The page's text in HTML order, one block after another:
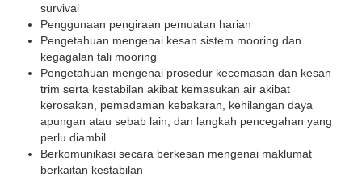
survival
Penggunaan pengiraan pemuatan harian
Pengetahuan mengenai kesan sistem mooring dan
kegagalan tali mooring
Pengetahuan mengenai prosedur kecemasan dan kesan
trim serta kestabilan akibat kemasukan air akibat
kerosakan, pemadaman kebakaran, kehilangan daya
apungan atau sebab lain, dan langkah pencegahan yang
perlu diambil
Berkomunikasi secara berkesan mengenai maklumat
berkaitan kestabilan